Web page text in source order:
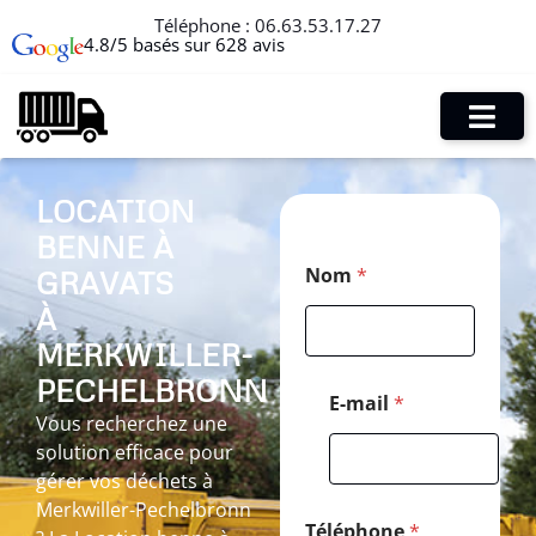
Téléphone : 06.63.53.17.27
4.8/5 basés sur 628 avis
LOCATION
BENNE À
GRAVATS
À
MERKWILLER-
PECHELBRONN
Vous recherchez une
solution efficace pour
gérer vos déchets à
Merkwiller-Pechelbronn
Nom *
E-mail *
a
i
l
E
-
m
a
i
l
N